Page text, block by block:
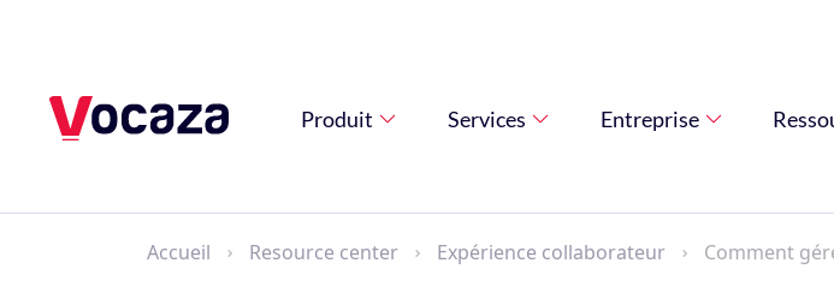
Produit Services Entreprise
Accueil Resource center Expérience collaborateur Comment